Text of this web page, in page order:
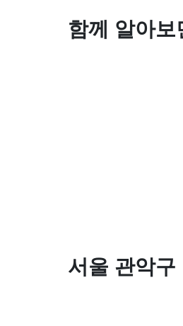
함께 알아
서울 관악구